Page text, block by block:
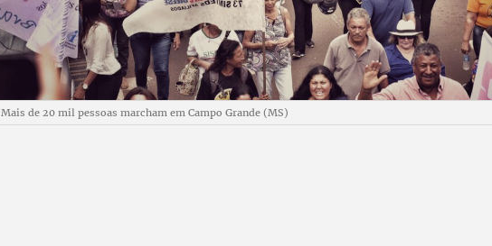
Mais de 20 mil pessoas marcham em Campo Grande (MS)